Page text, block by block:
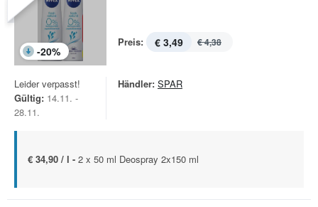
-20%
Preis: € 3,49 € 4,38
Leider verpasst!
Gültig: 14.11. -
28.11.
Händler: SPAR
€ 34,90 / l - 2 x 50 ml Deospray 2x150 ml